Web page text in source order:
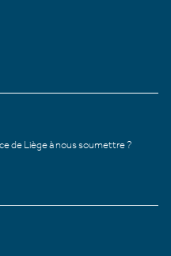
de Liège à nous soumettre ?